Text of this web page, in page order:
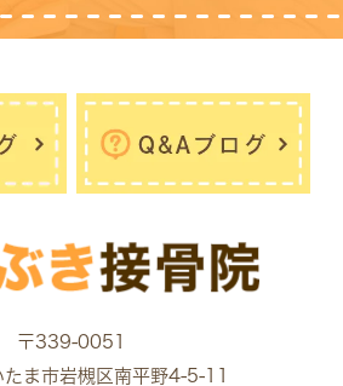
〒339-0051
たま市岩槻区南平野4-5-11